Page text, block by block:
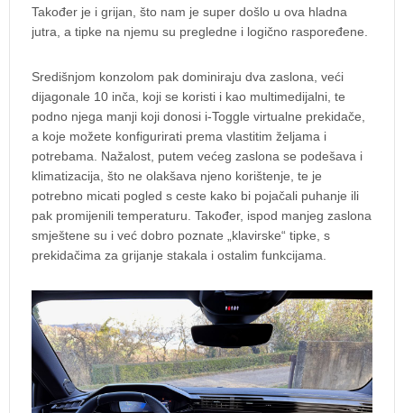
Također je i grijan, što nam je super došlo u ova hladna
jutra, a tipke na njemu su pregledne i logično raspoređene.
Središnjom konzolom pak dominiraju dva zaslona, veći
dijagonale 10 inča, koji se koristi i kao multimedijalni, te
podno njega manji koji donosi i-Toggle virtualne prekidače,
a koje možete konfigurirati prema vlastitim željama i
potrebama. Nažalost, putem većeg zaslona se podešava i
klimatizacija, što ne olakšava njeno korištenje, te je
potrebno micati pogled s ceste kako bi pojačali puhanje ili
pak promijenili temperaturu. Također, ispod manjeg zaslona
smještene su i već dobro poznate „klavirske“ tipke, s
prekidačima za grijanje stakala i ostalim funkcijama.